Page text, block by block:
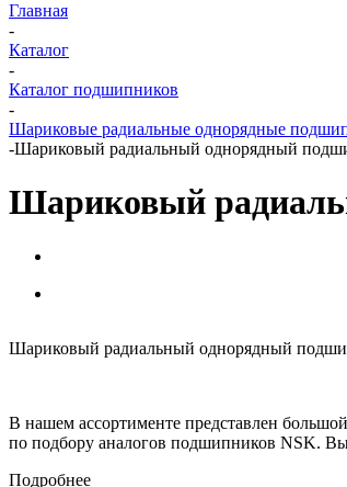
Главная
-
Каталог
-
Каталог подшипников
-
Шариковые радиальные однорядные
-Шариковый радиальный однорядный
Шариковый
Шариковый радиальный однорядный
В нашем ассортименте представлен
по подбору аналогов подшипников NSK.
Подробнее